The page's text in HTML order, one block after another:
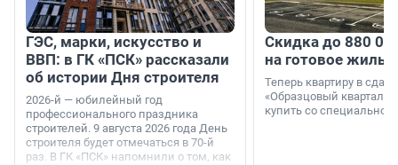
ГЭС, марки, искусство и
ВВП: в ГК «ПСК» рассказали
об истории Дня строителя
2026-й — юбилейный год
профессионального праздника
строителей. 9 августа 2026 года День
строителя будет отмечаться в 70-й
раз. В ГК «ПСК» напомнили о том, как
Скидка до 880
на готовое
Теперь квартиру в
«Образцовый квартал
купить со специальной